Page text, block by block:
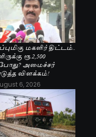
மகளிர் திட்டம்..
ரூ.2,500
அமைச்சர்
விளக்கம்!
6, 2026